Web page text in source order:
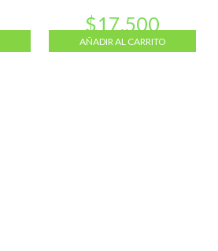
$17.500
AÑADIR AL CARRITO